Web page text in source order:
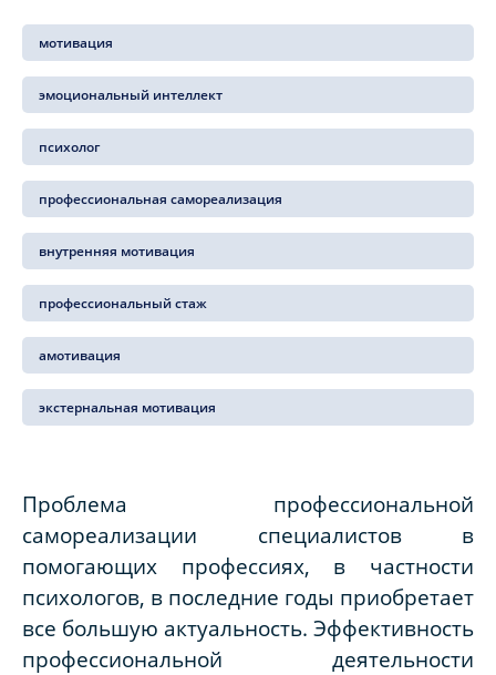
мотивация
эмоциональный интеллект
психолог
профессиональная самореализация
внутренняя мотивация
профессиональный стаж
амотивация
экстернальная мотивация
Проблема профессиональной
самореализации специалистов в
помогающих профессиях, в частности
психологов, в последние годы приобретает
все большую актуальность. Эффективность
профессиональной деятельности